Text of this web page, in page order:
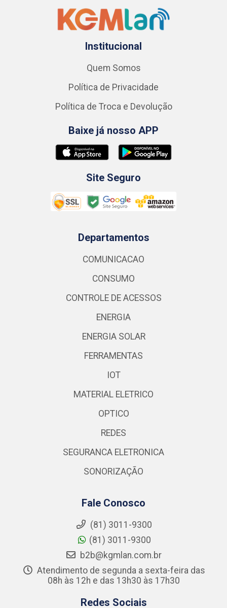
Institucional
Quem Somos
Política de Privacidade
Política de Troca e Devolução
Baixe já nosso APP
Site Seguro
Departamentos
COMUNICACAO
CONSUMO
CONTROLE DE ACESSOS
ENERGIA
ENERGIA SOLAR
FERRAMENTAS
IOT
MATERIAL ELETRICO
OPTICO
REDES
SEGURANCA ELETRONICA
SONORIZAÇÃO
Fale Conosco
(81) 3011-9300
(81) 3011-9300
b2b@kgmlan.com.br
Atendimento de segunda a sexta-feira das
08h às 12h e das 13h30 às 17h30
Redes Sociais